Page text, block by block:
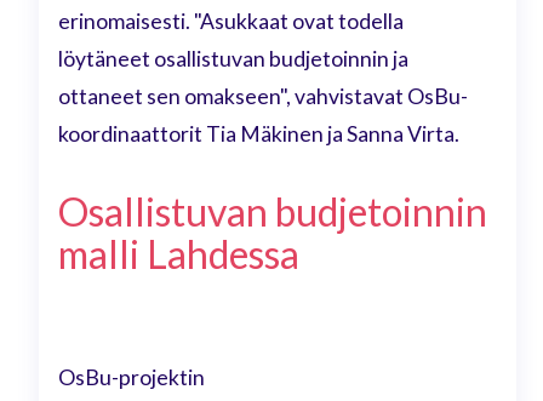
erinomaisesti. "Asukkaat ovat todella
löytäneet osallistuvan budjetoinnin ja
ottaneet sen omakseen", vahvistavat OsBu-
koordinaattorit Tia Mäkinen ja Sanna Virta.
Osallistuvan budjetoinnin
malli Lahdessa
OsBu-projektin